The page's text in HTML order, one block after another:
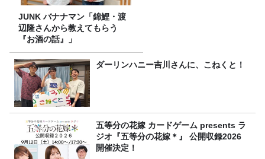
JUNK バナナマン「錦鯉・渡
辺隆さんから教えてもらう
『お酒の話』」
ダーリンハニー吉川さんに、こねくと！
五等分の花嫁 カードゲーム presents ラ
ジオ『五等分の花嫁＊』 公開収録2026
開催決定！